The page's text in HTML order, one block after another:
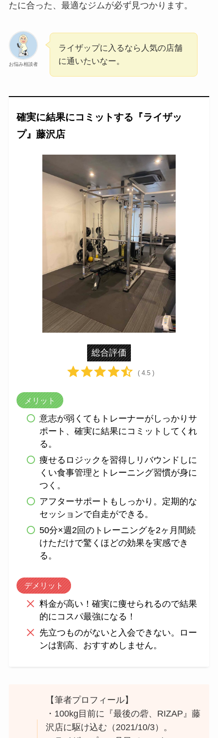
たに合った、最適なジムが必ず見つかります。
お悩み相談者
ライザップに入るなら人気の店舗
に通いたいなー。
確実に結果にコミットする『ライザッ
プ』藤沢店
総合評価
( 4.5 )
メリット
意志が弱くてもトレーナーがしっかりサ
ポート、確実に結果にコミットしてくれ
る。
痩せるロジックを習得しリバウンドしに
くい食事管理とトレーニング習慣が身に
つく。
アフターサポートもしっかり。定期的な
セッションで自走ができる。
50分×週2回のトレーニングを2ヶ月間続
けただけで驚くほどの効果を実感でき
る。
デメリット
料金が高い！確実に痩せられるので結果
的にコスパ最強になる！
先立つものがないと入会できない。ロー
ンは割高、おすすめしません。
【筆者プロフィール】
・100kg目前に『最後の砦、RIZAP』藤
沢店に駆け込む（2021/10/3）。